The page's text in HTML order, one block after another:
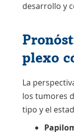
desarrollo y
plexo
La
los tumores
tipo y el